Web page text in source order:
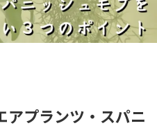
アプランツ・スパニ